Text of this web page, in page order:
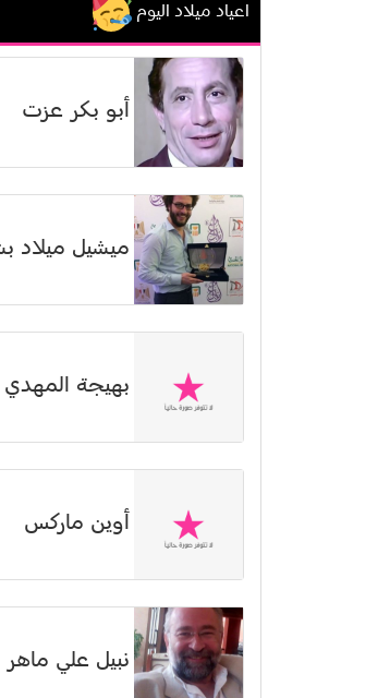
اعياد ميلاد اليوم
أبو بكر عزت
ميشيل ميلاد
بهيجة المهدي
أوين ماركس
نبيل علي ماهر